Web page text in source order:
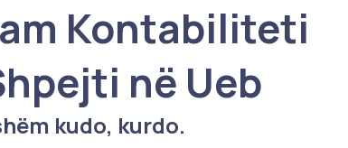
Kontabiliteti
në Ueb
kudo, kurdo.